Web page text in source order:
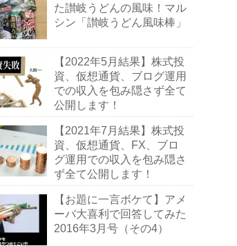
た讃岐うどんの風味！マル
シン「讃岐うどん風味棒」
【2022年5月結果】株式投
資、仮想通貨、ブログ運用
での収入を包み隠さず全て
公開します！
【2021年7月結果】株式投
資、仮想通貨、FX、ブロ
グ運用での収入を包み隠さ
ず全て公開します！
【お題に一言ボケて】アメ
ーバ大喜利で回答してみた
2016年3月号（その4）